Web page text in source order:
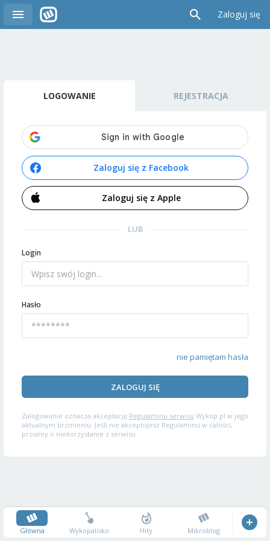
Zaloguj się
LOGOWANIE REJESTRACJA
Zaloguj się z Facebook
Zaloguj się z Apple
LUB
Login
Hasło
nie pamiętam hasła
ZALOGUJ SIĘ
Zalogowanie oznacza akceptację Regulaminu serwisu Wykop.pl w jego
aktualnym brzmieniu. Jeśli nie akceptujesz Regulaminu w całości,
prosimy o niekorzystanie z serwisu.
Główna Wykopalisko Hity Mikroblog